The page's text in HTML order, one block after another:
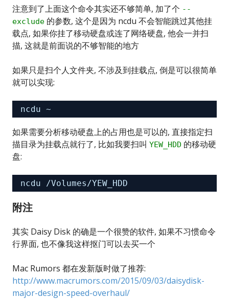
注意到了上面这个命令其实还不够简单, 加了个 --
exclude 的参数, 这个是因为 ncdu 不会智能跳过其他挂
载点, 如果你挂了移动硬盘或连了网络硬盘, 他会一并扫
描, 这就是前面说的不够智能的地方
如果只是扫个人文件夹, 不涉及到挂载点, 倒是可以很简单
就可以实现:
ncdu ~
如果需要分析移动硬盘上的占用也是可以的, 直接指定扫
描目录为挂载点就行了, 比如我要扫叫 YEW_HDD 的移动硬
盘:
ncdu /Volumes/YEW_HDD
附注
其实 Daisy Disk 的确是一个很赞的软件, 如果不习惯命令
行界面, 也不像我这样抠门可以去买一个
Mac Rumors 都在发新版时做了推荐:
http://www.macrumors.com/2015/09/03/daisydisk-
major-design-speed-overhaul/